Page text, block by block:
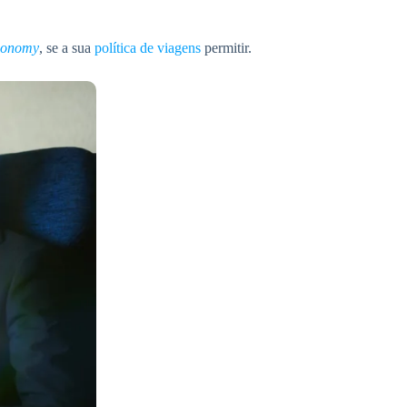
, se a sua política de viagens permitir.